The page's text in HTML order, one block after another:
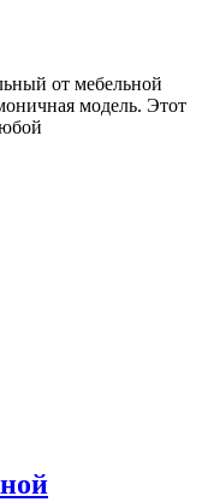
от мебельной
модель. Этот